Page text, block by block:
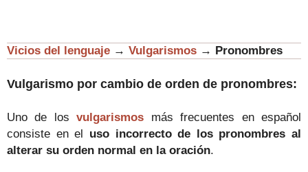
Vicios del lenguaje → Vulgarismos → Pronombres
Vulgarismo por cambio de orden de pronombres:
Uno de losvulgarismos
más frecuentes en español
consiste en el uso incorrecto de los pronombres al
alterar su orden normal en la oración.